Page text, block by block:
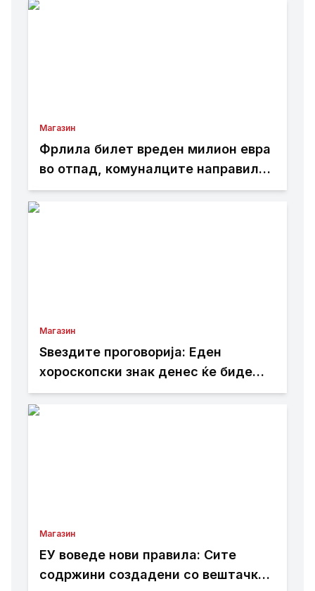
Магазин
Фрлила билет вреден милион евра
во отпад, комуналците направиле
чудо
Магазин
Ѕвездите проговорија: Еден
хороскопски знак денес ќе биде
вистински победник
Магазин
ЕУ воведе нови правила: Сите
содржини создадени со вештачка